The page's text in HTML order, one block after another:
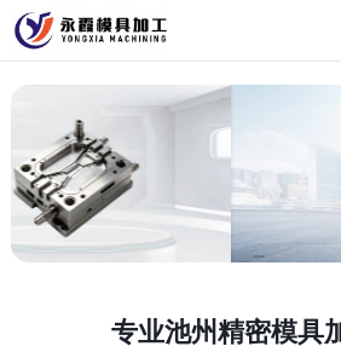
首页
产品中心
新闻中心
首页
产品中心
新闻中心
专业池州精密模具